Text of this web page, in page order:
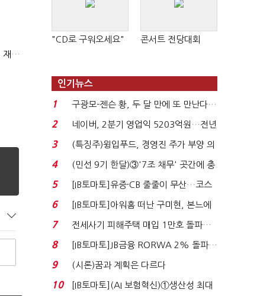
AI 해킹 고도화 속 화이트해커 지원 논의 확산…'버그바운티' 재조명
"CD로 구워오세요" 콘서트 전당대회
인기뉴스
1
구광모-젠슨 황, 두 달 만에 또 만난다…
로봇·AI 등 논...
2
네이버, 2분기 영업익 5203억원…전년
비 0.2% 감소...
3
(특징주)윙입푸드, 경영진 주가 부양 의
지에 상한가...
4
(민선 9기 한달)③'7조 채무' 곳간에 충
격…추미애, 20년...
5
[IB토마토]유증·CB 줄줄이 무산…코스
닥 벌점 급증에 ...
6
[IB토마토]아워홈 떠난 구미현, 본느에
340억 베팅…가...
7
전세사기 피해주택 매입 1만호 돌파…
누적 피해자 4만2...
8
[IB토마토]JB금융 RORWA 2% 돌파…
실적 견인은 은행 ...
9 (시론)꿈과 계획은 다르다
10
[IB토마토](AI 보험혁신)①생산성 최대